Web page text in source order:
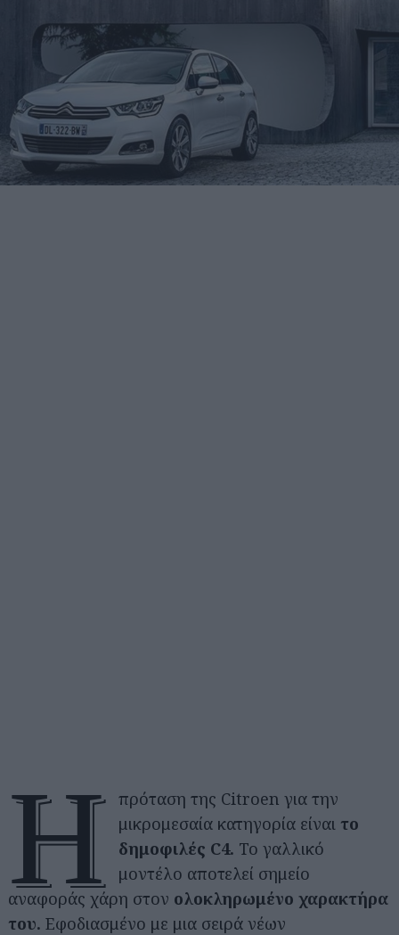
Η
πρόταση της Citroen για την
μικρομεσαία κατηγορία είναι το
δημοφιλές C4. Το γαλλικό
μοντέλο αποτελεί σημείο
αναφοράς χάρη στον ολοκληρωμένο χαρακτήρα
του. Εφοδιασμένο με μια σειρά νέων